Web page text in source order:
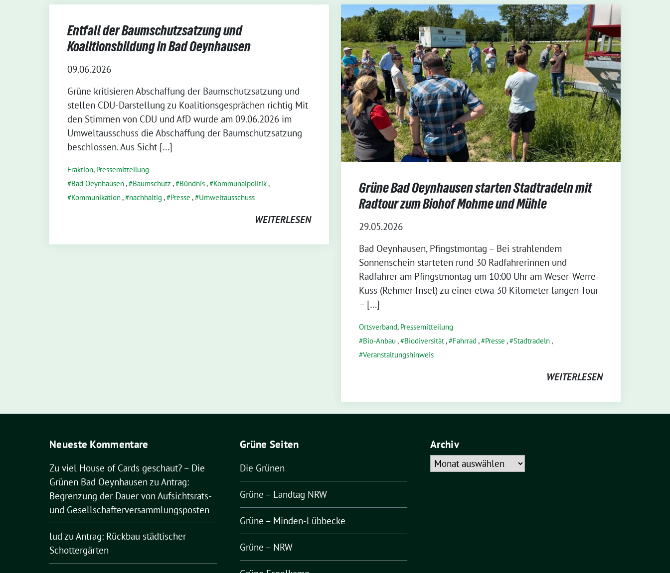
Entfall der Baumschutzsatzung und
Koalitionsbildung in Bad Oeynhausen
09.06.2026
Grüne kritisieren Abschaffung der Baumschutzsatzung und
stellen CDU-Darstellung zu Koalitionsgesprächen richtig Mit
den Stimmen von CDU und AfD wurde am 09.06.2026 im
Umweltausschuss die Abschaffung der Baumschutzsatzung
beschlossen. Aus Sicht […]
Fraktion, Pressemitteilung
Bad Oeynhausen, Baumschutz , Bündnis, Kommunalpolitik,
Kommunikation, nachhaltig , Presse , Umweltausschuss
WEITERLESEN
Grüne Bad Oeynhausen starten Stadtradeln mit
Radtour zum Biohof Mohme und Mühle
29.05.2026
Bad Oeynhausen, Pfingstmontag – Bei strahlendem
Sonnenschein starteten rund 30 Radfahrerinnen und
Radfahrer am Pfingstmontag um 10:00 Uhr am Weser-Werre-
Kuss (Rehmer Insel) zu einer etwa 30 Kilometer langen Tour
– […]
Ortsverband, Pressemitteilung
Bio-Anbau , Biodiversität, Fahrrad , Presse , Stadtradeln,
Veranstaltungshinweis
WEITERLESEN
Neueste Kommentare
Zu viel House of Cards geschaut? – Die
Grünen Bad Oeynhausen zu Antrag:
Begrenzung der Dauer von Aufsichtsrats-
und Gesellschafterversammlungsposten
lud zu Antrag: Rückbau städtischer
Schottergärten
Grüne Seiten
Die Grünen
Grüne – Landtag NRW
Grüne – Minden-Lübbecke
Grüne – NRW
Archiv
Archiv